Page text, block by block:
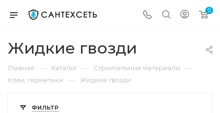
0
Жидкие гвозди
Главная — Каталог — Строительные материалы —
Клеи, герметики — Жидкие гвозди
ФИЛЬТР